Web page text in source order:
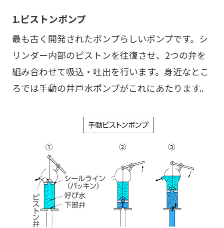
1.ピストンポンプ
最も古く開発されたポンプらしいポンプです。シ
リンダー内部のピストンを往復させ、2つの弁を
組み合わせて吸込・吐出を行います。身近なとこ
ろでは手動の井戸水ポンプがこれにあたります。